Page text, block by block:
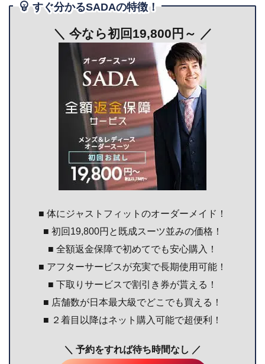
すぐ分かるSADAの特徴！
＼ 今なら初回19,800円～ ／
■ 体にジャストフィットのオーダーメイド！
■ 初回19,800円と既成スーツ並みの価格！
■ 全額返金保障で初めてでも安心購入！
■ アフターサービスが充実で長期使用可能！
■ 下取りサービスで割引き券が貰える！
■ 店舗数が日本最大級でどこでも買える！
■ ２着目以降はネット購入可能で超便利！
＼ 予約をすれば待ち時間なし ／